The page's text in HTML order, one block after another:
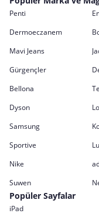
Penti
Dermoeczanem
Mavi Jeans
Gürgençler
Bellona
Dyson
Samsung
Sportive
Nike
Suwen
Popüler Sayfalar
iPad